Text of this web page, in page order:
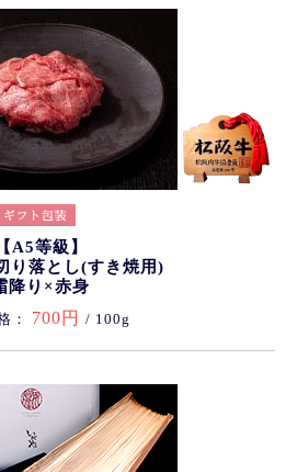
【A5等級】
り落とし(すき焼用)
降り×赤身
： 700円 / 100g